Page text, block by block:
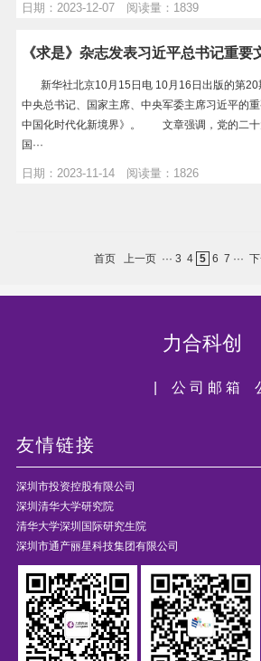
日期：2023-12-07 阅读量：1839
新华社北京10月15日电 10月16日出版的第20
中央总书记、国家主席、中央军委主席习近平的
中国化时代化新境界》。 文章强调，党的二十
国···
日期：2023-11-14 阅读量：1826
首页 上一页 ··· 3 4 5 6 7 ···
力合科创
| 公 司 邮 箱
友情链接
深圳市投资控股有限公司
深圳清华大学研究院
清华大学深圳国际研究生院
深圳市通产丽星科技集团有限公司